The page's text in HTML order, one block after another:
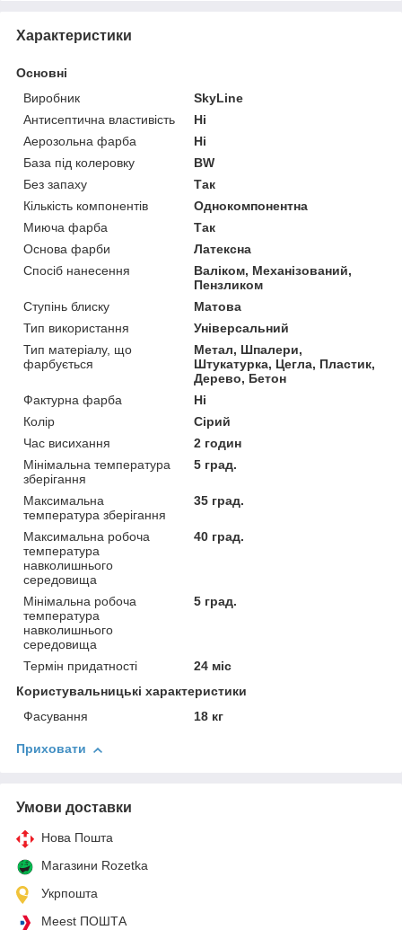
Характеристики
Основні
Виробник
SkyLine
Антисептична властивість
Ні
Аерозольна фарба
Ні
База під колеровку
BW
Без запаху
Так
Кількість компонентів
Однокомпонентна
Миюча фарба
Так
Основа фарби
Латексна
Спосіб нанесення
Валіком, Механізований,
Пензликом
Ступінь блиску
Матова
Тип використання
Універсальний
Тип матеріалу, що
фарбується
Метал, Шпалери,
Штукатурка, Цегла, Пластик,
Дерево, Бетон
Фактурна фарба
Ні
Колір
Сірий
Час висихання
2 годин
Мінімальна температура
зберігання
5 град.
Максимальна
температура зберігання
35 град.
Максимальна робоча
температура
навколишнього
середовища
40 град.
Мінімальна робоча
температура
навколишнього
середовища
5 град.
Термін придатності
24 міс
Користувальницькі характеристики
Фасування
18 кг
Приховати
Умови доставки
Нова Пошта
Магазини Rozetka
Укрпошта
Meest ПОШТА